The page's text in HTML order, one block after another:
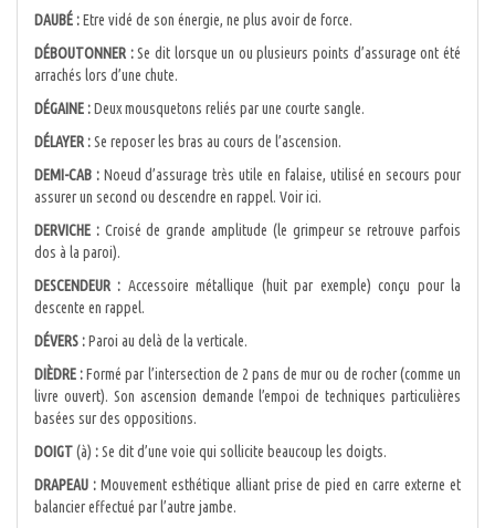
DAUBÉ :Etre vidé de son énergie, ne plus avoir de force.
DÉBOUTONNER :Se dit lorsque un ou plusieurs points d’assurage ont été
arrachés lors d’une chute.
DÉGAINE :Deux mousquetons reliés par une courte sangle.
DÉLAYER :Se reposer les bras au cours de l’ascension.
DEMI-CAB :Noeud d’assurage très utile en falaise, utilisé en secours pour
assurer un second ou descendre en rappel. Voir ici.
DERVICHE :Croisé de grande amplitude (le grimpeur se retrouve parfois
dos à la paroi).
DESCENDEUR : Accessoire métallique (huit par exemple) conçu pour la
descente en rappel.
DÉVERS :Paroi au delà de la verticale.
DIÈDRE :Formé par l’intersection de 2 pans de mur ou de rocher (comme un
livre ouvert). Son ascension demande l’empoi de techniques particulières
basées sur des oppositions.
DOIGT(à) :Se dit d’une voie qui sollicite beaucoup les doigts.
DRAPEAU :Mouvement esthétique alliant prise de pied en carre externe et
balancier effectué par l’autre jambe.